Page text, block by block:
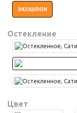
ЭКОШПОН
Остекление
Цвет